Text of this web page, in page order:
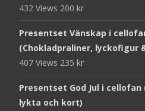
432 Views 200 kr
Presentset Vänskap i
(Chokladpraliner, lyckofigur
407 Views 235 kr
Presentset God Jul i cellofan
lykta och kort)